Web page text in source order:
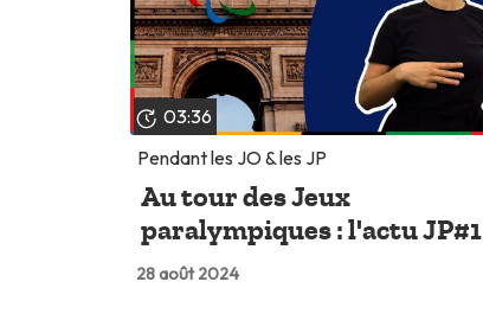
03:36
Pendant les JO & les JP
Au tour des Jeux
paralympiques : l'actu JP#1
28 août 2024